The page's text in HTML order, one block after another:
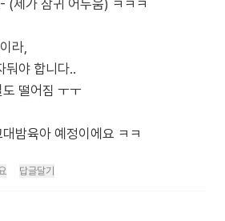
(제가 잠귀 어두움) ㅋㅋㅋ
라,
둬야 합니다..
떨어짐 ㅜㅜ
밤육아 예정이에요 ㅋㅋ
답글달기